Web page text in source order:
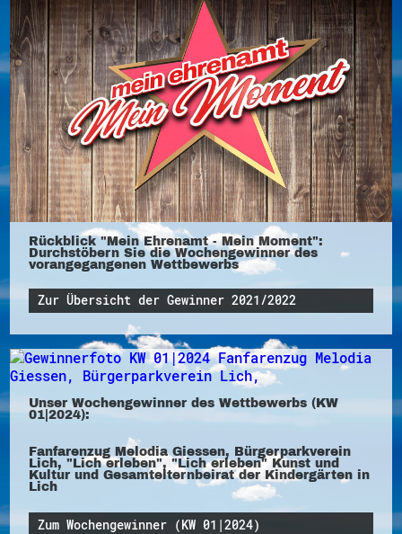
Rückblick "Mein Ehrenamt - Mein Moment":
Durchstöbern Sie die Wochengewinner des
vorangegangenen Wettbewerbs
Zur Übersicht der Gewinner 2021/2022
Unser Wochengewinner des Wettbewerbs (KW
01|2024):
Fanfarenzug Melodia Giessen, Bürgerparkverein
Lich, "Lich erleben", "Lich erleben" Kunst und
Kultur und Gesamtelternbeirat der Kindergärten in
Lich
Zum Wochengewinner (KW 01|2024)